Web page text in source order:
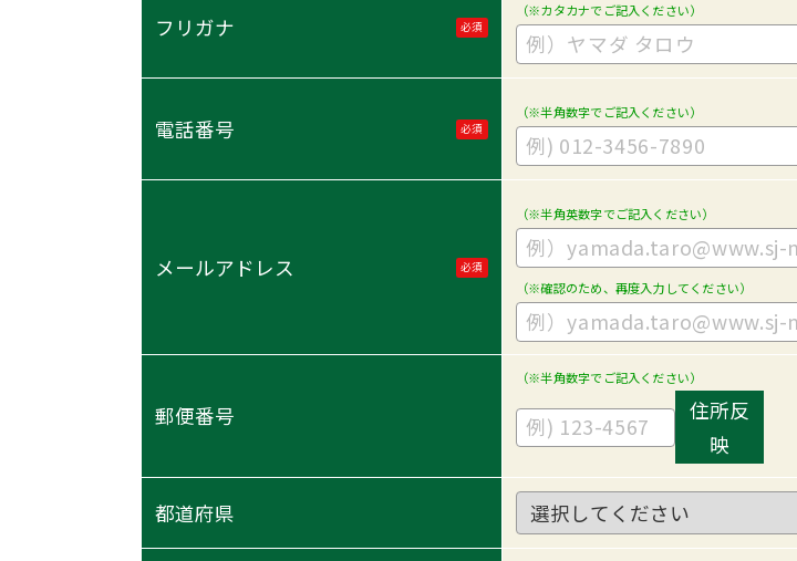
フリガナ 必須
（※カタカナでご記入ください）
電話番号 必須
（※半角数字でご記入ください）
メールアドレス 必須
（※半角英数字でご記入ください）
（※確認のため、再度入力してください）
郵便番号
（※半角数字でご記入ください）
住所反
映
都道府県